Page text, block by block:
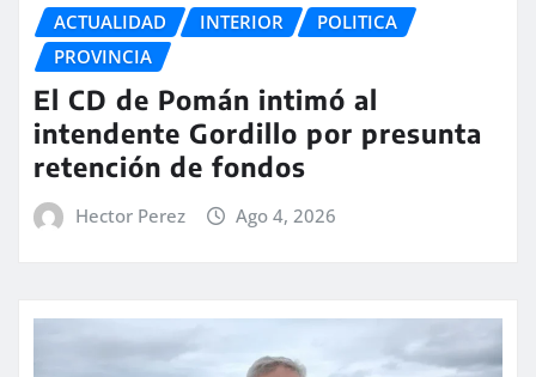
ACTUALIDAD INTERIOR
POLITICA
PROVINCIA
El CD de Pomán intimó al
intendente Gordillo por presunta
retención de fondos
Hector Perez Ago 4, 2026